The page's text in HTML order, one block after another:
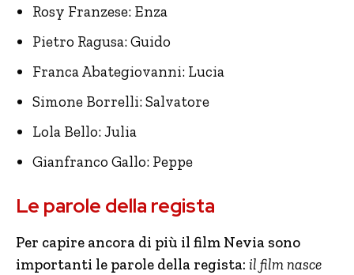
Rosy Franzese: Enza
Pietro Ragusa: Guido
Franca Abategiovanni: Lucia
Simone Borrelli: Salvatore
Lola Bello: Julia
Gianfranco Gallo: Peppe
Le parole della regista
Per capire ancora di più il film Nevia sono
importanti le parole della regista: il film nasce